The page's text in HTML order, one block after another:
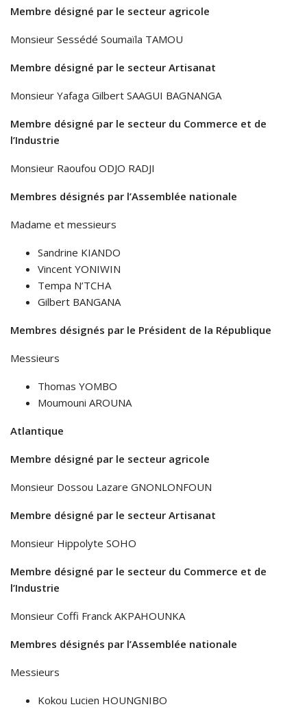
Membre désigné par le secteur agricole
Monsieur Sessédé Soumaïla TAMOU
Membre désigné par le secteur Artisanat
Monsieur Yafaga Gilbert SAAGUI BAGNANGA
Membre désigné par le secteur du Commerce et de
l’Industrie
Monsieur Raoufou ODJO RADJI
Membres désignés par l’Assemblée nationale
Madame et messieurs
Sandrine KIANDO
Vincent YONIWIN
Tempa N’TCHA
Gilbert BANGANA
Membres désignés par le Président de la République
Messieurs
Thomas YOMBO
Moumouni AROUNA
Atlantique
Membre désigné par le secteur agricole
Monsieur Dossou Lazare GNONLONFOUN
Membre désigné par le secteur Artisanat
Monsieur Hippolyte SOHO
Membre désigné par le secteur du Commerce et de
l’Industrie
Monsieur Coffi Franck AKPAHOUNKA
Membres désignés par l’Assemblée nationale
Messieurs
Kokou Lucien HOUNGNIBO